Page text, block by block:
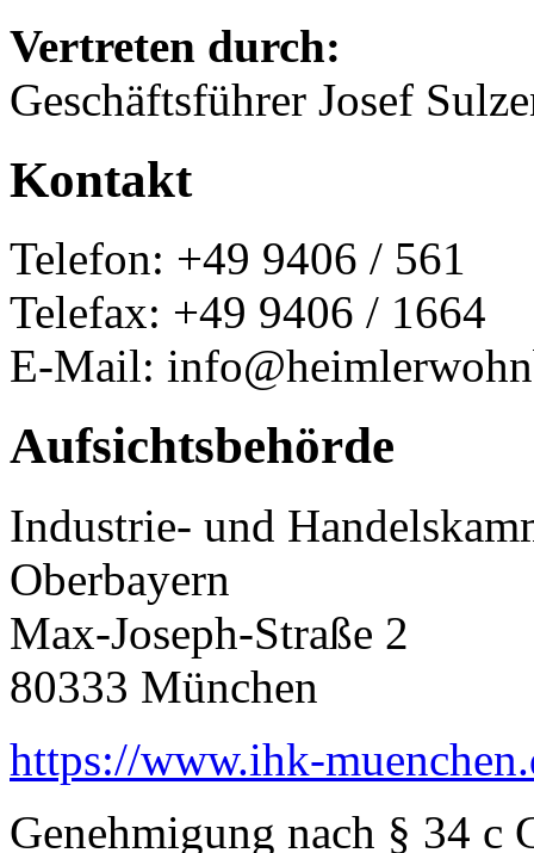
Vertreten durch:
Geschäftsführer Josef
Kontakt
Telefon: +49 9406 / 561
Telefax: +49 9406 / 1664
E-Mail:
Aufsichtsbehörde
Industrie- und
Oberbayern
Max-Joseph-Straße 2
80333 München
https://www.ihk-
Genehmigung nach § 34 c